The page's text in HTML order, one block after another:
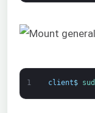
1 client$